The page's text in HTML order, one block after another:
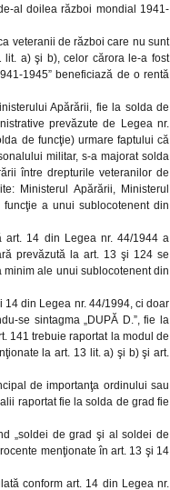
al doilea război mondial 1941-
veteranii de război care nu sunt
a) şi b), celor cărora le-a fost
1945” beneficiază de o rentă
Apărării, fie la solda de
prevăzute de Legea nr.
de funcţie) urmare faptului că
militar, s-a majorat solda
între drepturile veteranilor de
Ministerul Apărării, Ministerul
a unui sublocotenent din
art. 14 din Legea nr. 44/1944 a
prevăzută la art. 13 şi 124 se
ale unui sublocotenent din
14 din Legea nr. 44/1994, ci doar
se sintagma „DUPĂ D.”, fie la
141 trebuie raportat la modul de
la art. 13 lit. a) şi b) şi art.
de importanţa ordinului sau
raportat fie la solda de grad fie
„soldei de grad şi al soldei de
menţionate în art. 13 şi 14
conform art. 14 din Legea nr.